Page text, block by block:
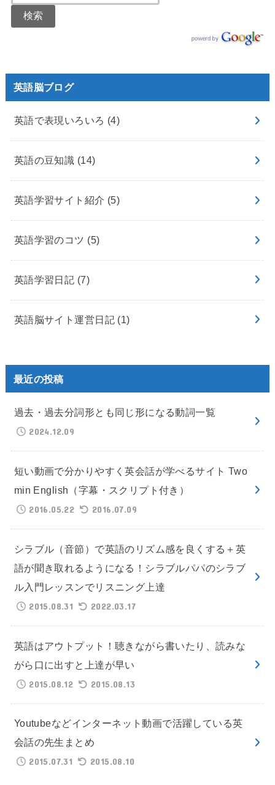
英語脳ブログ
英語で表現いろいろ (4)
英語の豆知識 (14)
英語学習サイト紹介 (5)
英語学習のコツ (5)
英語学習日記 (7)
英語脳サイト運営日記 (1)
最近の投稿
過去・過去分詞形とも同じ形になる動詞一覧
2024.12.09
短い動画で分かりやすく英会話が学べるサイト Two
min English（字幕・スクリプト付き）
2016.05.22
2016.07.09
シラブル（音節）で英語のリズム感を良くする＋英
語が聞き取れるようになる！シラブルパパのシラブ
ル入門レッスンでリスニング上達
2015.08.31
2022.03.17
英語はアウトプット！聴きながら書いたり、読みな
がら口に出すと上達が早い
2015.08.12
2015.08.13
Youtubeなどインターネット動画で活躍している英
会話の先生まとめ
2015.07.31
2015.08.10